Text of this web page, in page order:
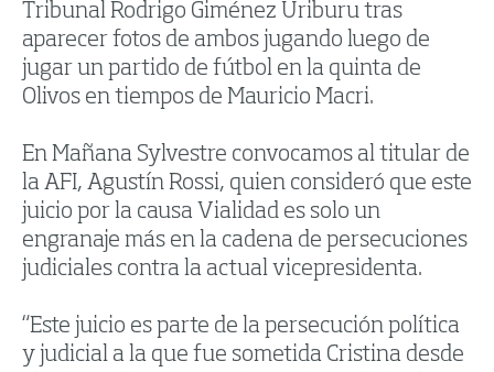
Tribunal Rodrigo Giménez Uriburu tras
aparecer fotos de ambos jugando luego de
jugar un partido de fútbol en la quinta de
Olivos en tiempos de Mauricio Macri.
En Mañana Sylvestre convocamos al titular de
la AFI, Agustín Rossi, quien consideró que este
juicio por la causa Vialidad es solo un
engranaje más en la cadena de persecuciones
judiciales contra la actual vicepresidenta.
“Este juicio es parte de la persecución política
y judicial a la que fue sometida Cristina desde